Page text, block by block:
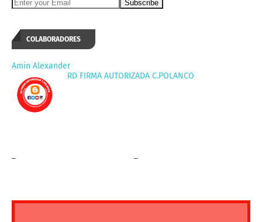
COLABORADORES
Amin Alexander
RD FIRMA AUTORIZADA C.POLANCO